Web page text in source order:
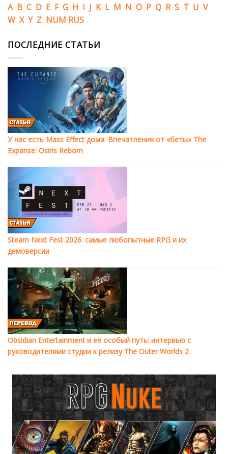
A B C D E F G H I J K L M N O P Q R S T U V
W X Y Z NUM RUS
ПОСЛЕДНИЕ СТАТЬИ
У нас есть Mass Effect дома. Впечатления от «беты» The
Expanse: Osiris Reborn
Steam Next Fest 2026: самые любопытные RPG и их
демоверсии
Obsidian Entertainment и её особый путь: интервью с
руководителями студии к релизу The Outer Worlds 2